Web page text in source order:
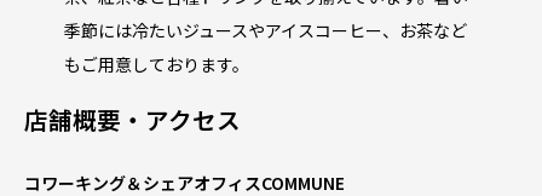
季節には冷たいジュースやアイスコーヒー、お茶など
もご用意しております。
店舗概要・アクセス
コワーキング＆シェアオフィスCOMMUNE